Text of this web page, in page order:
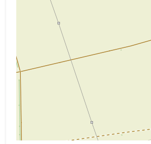
Messung der Werbeleistung
Messung der Performance von Inhalten
Analyse von Zielgruppen durch
verschiedenen Quellen
Entwicklung und Verbesserung der
Verwendung reduzierter Daten zur
IAB-Besonderheiten:
Verwendung genauer Standortdaten